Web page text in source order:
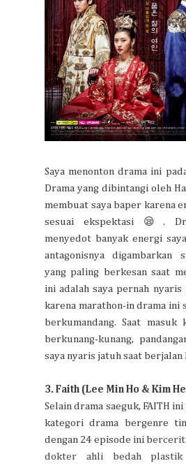
Saya menonton drama ini
Drama yang dibintangi oleh
membuat saya baper karena
sesuai ekspektasi 😪.
menyedot banyak energi
antagonisnya digambarkan
yang paling berkesan saat
ini adalah saya pernah
karena marathon-in drama ini
berkumandang. Saat masuk
berkunang-kunang,
saya nyaris jatuh saat berjalan
3. Faith (Lee Min Ho & Kim
Selain drama saeguk, FAITH
kategori drama bergenre
dengan 24 episode ini b
dokter ahli bedah plastik